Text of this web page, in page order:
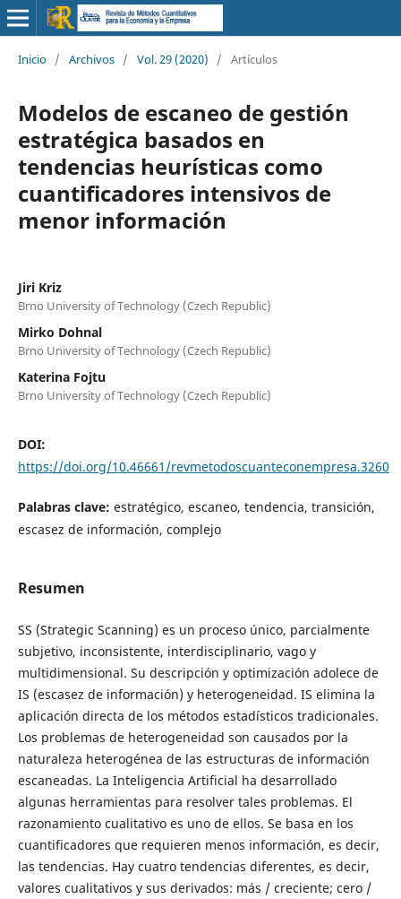
Inicio / Archivos / Vol. 29 (2020) / Artículos
Modelos de escaneo de gestión
estratégica basados en
tendencias heurísticas como
cuantificadores intensivos de
menor información
Jiri Kriz
Brno University of Technology (Czech Republic)
Mirko Dohnal
Brno University of Technology (Czech Republic)
Katerina Fojtu
Brno University of Technology (Czech Republic)
DOI:
https://doi.org/10.46661/revmetodoscuanteconempresa.3260
Palabras clave: estratégico, escaneo, tendencia, transición,
escasez de información, complejo
Resumen
SS (Strategic Scanning) es un proceso único, parcialmente
subjetivo, inconsistente, interdisciplinario, vago y
multidimensional. Su descripción y optimización adolece de
IS (escasez de información) y heterogeneidad. IS elimina la
aplicación directa de los métodos estadísticos tradicionales.
Los problemas de heterogeneidad son causados ​​por la
naturaleza heterogénea de las estructuras de información
escaneadas. La Inteligencia Artificial ha desarrollado
algunas herramientas para resolver tales problemas. El
razonamiento cualitativo es uno de ellos. Se basa en los
cuantificadores que requieren menos información, es decir,
las tendencias. Hay cuatro tendencias diferentes, es decir,
valores cualitativos y sus derivados: más / creciente; cero /